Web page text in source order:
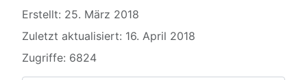
Erstellt: 25. März 2018
Zuletzt aktualisiert: 16. April 2018
Zugriffe: 6824